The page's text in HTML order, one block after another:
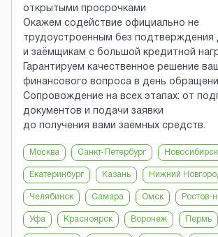
открытыми просрочками
Окажем содействие официально не
трудоустроенным без подтверждения
и заёмщикам с большой кредитной
Гарантируем качественное решение
финансового вопроса в день
Сопровождение на всех этапах: от
документов и подачи заявки
до получения вами заёмных средств.
Москва Санкт-Петербург Новосибирск
Екатеринбург Казань Нижний
Челябинск Самара Омск Ростов-
Уфа Красноярск Воронеж Пермь